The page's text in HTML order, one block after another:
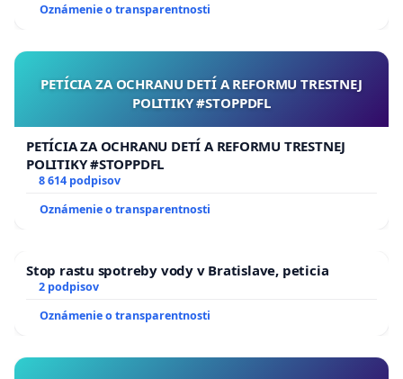
Oznámenie o transparentnosti
PETÍCIA ZA OCHRANU DETÍ A REFORMU TRESTNEJ
POLITIKY #STOPPDFL
PETÍCIA ZA OCHRANU DETÍ A REFORMU TRESTNEJ
POLITIKY #STOPPDFL
8 614 podpisov
Oznámenie o transparentnosti
Stop rastu spotreby vody v Bratislave, peticia
2 podpisov
Oznámenie o transparentnosti